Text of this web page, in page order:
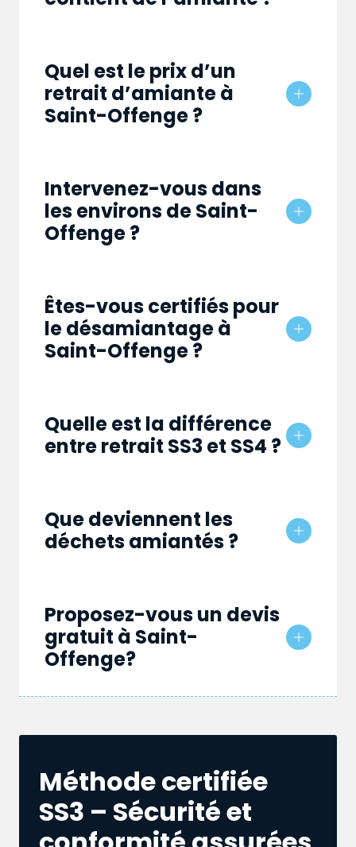
Quel est le prix d’un
retrait d’amiante à
Saint-Offenge ?
Intervenez-vous dans
les environs de Saint-
Offenge ?
Êtes-vous certifiés pour
le désamiantage à
Saint-Offenge ?
Quelle est la différence
entre retrait SS3 et SS4 ?
Que deviennent les
déchets amiantés ?
Proposez-vous un devis
gratuit à Saint-
Offenge?
Méthode certifiée
SS3 – Sécurité et